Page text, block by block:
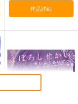
作品詳細